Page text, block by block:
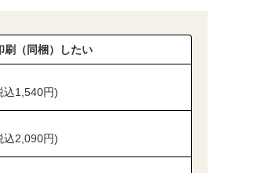
刷（同梱）したい
込1,540円)
込2,090円)